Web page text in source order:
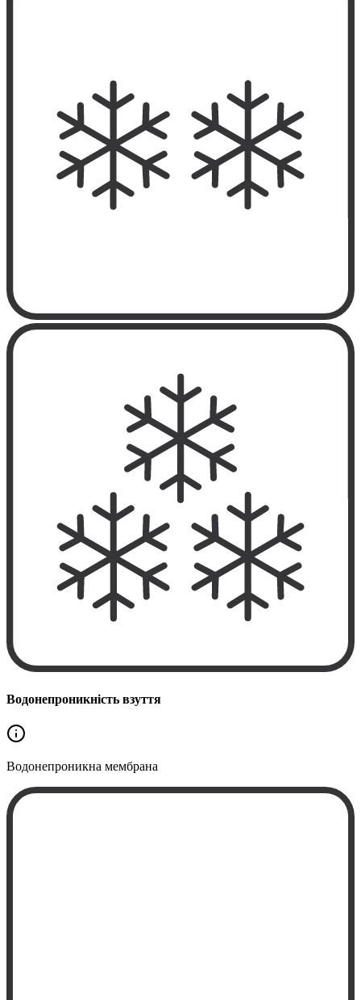
Водонепроникність взуття
Водонепроникна мембрана